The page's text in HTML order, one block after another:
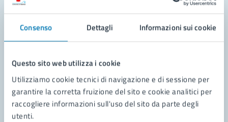
Consenso Dettagli Informazioni sui cookie
Questo sito web utilizza i cookie
Utilizziamo cookie tecnici di navigazione e di sessione per
garantire la corretta fruizione del sito e cookie analitici per
raccogliere informazioni sull'uso del sito da parte degli
utenti.
Leggi le domande frequenti
Richiedi assistenza
Prenota appuntamento
Problemi in città